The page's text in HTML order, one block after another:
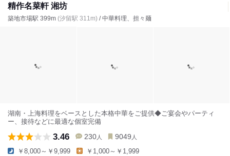
精作名菜軒 湘坊
築地市場駅 399m (汐留駅 311m) / 中華料理、担々麺
湖南・上海料理をベースとした本格中華をご提供◆ご宴会やパーティ
ー、接待などに最適な個室完備
3.46 230 人 9049 人
￥8,000～￥9,999 ￥1,000～￥1,999